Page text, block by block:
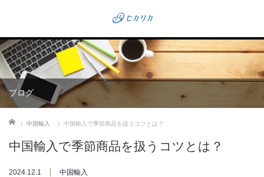
ブログ
ホーム 中国輸入 中国輸入で季節商品を扱うコツとは？
中国輸入で季節商品を扱うコツとは？
2024.12.1 中国輸入